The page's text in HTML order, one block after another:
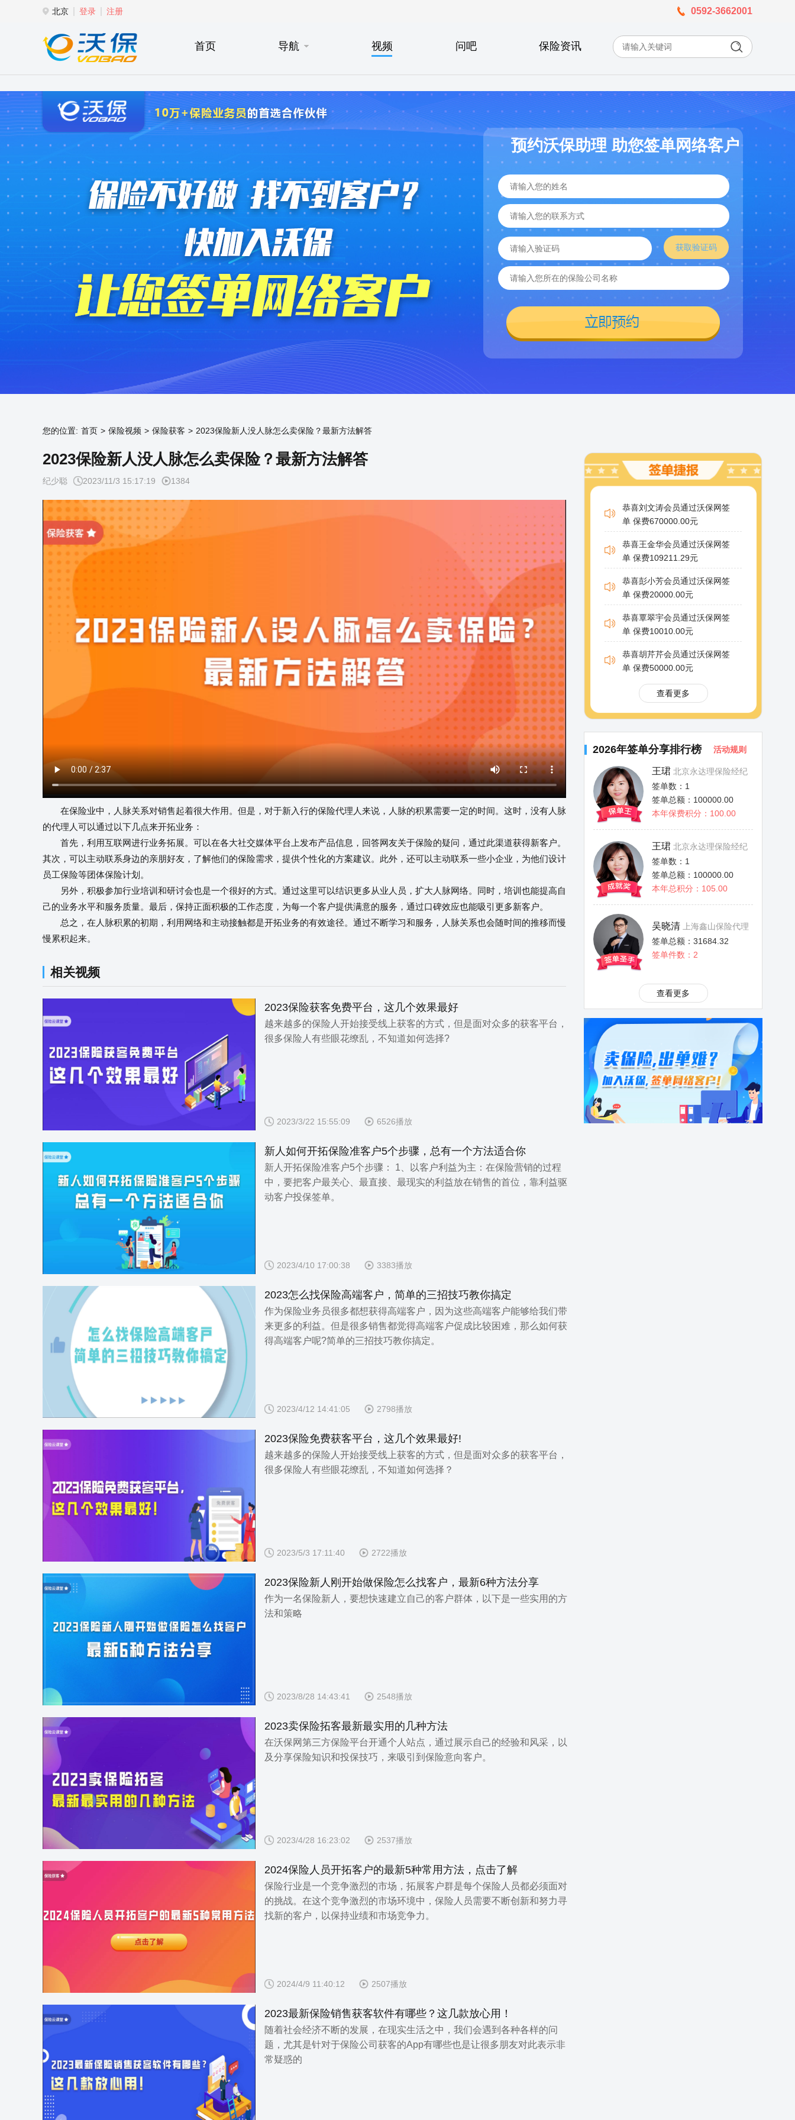
北京 登录 注册 0592-3662001
首页 导航 视频 问吧 保险资讯
预约沃保助理 助您签单网络客户
获取验证码
您的位置: 首页 > 保险视频 > 保险获客 > 2023保险新人没人脉怎么卖保险？最新方法解答
2023保险新人没人脉怎么卖保险？最新方法解答
纪少聪 2023/11/3 15:17:19 1384
在保险业中，人脉关系对销售起着很大作用。但是，对于新入行的保险代理人来说，人脉的积累需要一定的时间。这时，没有人脉
的代理人可以通过以下几点来开拓业务：
首先，利用互联网进行业务拓展。可以在各大社交媒体平台上发布产品信息，回答网友关于保险的疑问，通过此渠道获得新客户。
其次，可以主动联系身边的亲朋好友，了解他们的保险需求，提供个性化的方案建议。此外，还可以主动联系一些小企业，为他们设计
员工保险等团体保险计划。
另外，积极参加行业培训和研讨会也是一个很好的方式。通过这里可以结识更多从业人员，扩大人脉网络。同时，培训也能提高自
己的业务水平和服务质量。最后，保持正面积极的工作态度，为每一个客户提供满意的服务，通过口碑效应也能吸引更多新客户。
总之，在人脉积累的初期，利用网络和主动接触都是开拓业务的有效途径。通过不断学习和服务，人脉关系也会随时间的推移而慢
慢累积起来。
相关视频
2023保险获客免费平台，这几个效果最好
越来越多的保险人开始接受线上获客的方式，但是面对众多的获客平台，
很多保险人有些眼花缭乱，不知道如何选择?
2023/3/22 15:55:09 6526播放
新人如何开拓保险准客户5个步骤，总有一个方法适合你
新人开拓保险准客户5个步骤： 1、以客户利益为主：在保险营销的过程
中，要把客户最关心、最直接、最现实的利益放在销售的首位，靠利益驱
动客户投保签单。
2023/4/10 17:00:38 3383播放
2023怎么找保险高端客户，简单的三招技巧教你搞定
作为保险业务员很多都想获得高端客户，因为这些高端客户能够给我们带
来更多的利益。但是很多销售都觉得高端客户促成比较困难，那么如何获
得高端客户呢?简单的三招技巧教你搞定。
2023/4/12 14:41:05 2798播放
2023保险免费获客平台，这几个效果最好!
越来越多的保险人开始接受线上获客的方式，但是面对众多的获客平台，
很多保险人有些眼花缭乱，不知道如何选择？
2023/5/3 17:11:40 2722播放
2023保险新人刚开始做保险怎么找客户，最新6种方法分享
作为一名保险新人，要想快速建立自己的客户群体，以下是一些实用的方
法和策略
2023/8/28 14:43:41 2548播放
2023卖保险拓客最新最实用的几种方法
在沃保网第三方保险平台开通个人站点，通过展示自己的经验和风采，以
及分享保险知识和投保技巧，来吸引到保险意向客户。
2023/4/28 16:23:02 2537播放
2024保险人员开拓客户的最新5种常用方法，点击了解
保险行业是一个竞争激烈的市场，拓展客户群是每个保险人员都必须面对
的挑战。在这个竞争激烈的市场环境中，保险人员需要不断创新和努力寻
找新的客户，以保持业绩和市场竞争力。
2024/4/9 11:40:12 2507播放
2023最新保险销售获客软件有哪些？这几款放心用！
随着社会经济不断的发展，在现实生活之中，我们会遇到各种各样的问
题，尤其是针对于保险公司获客的App有哪些也是让很多朋友对此表示非
常疑惑的
恭喜刘文涛会员通过沃保网签
单 保费670000.00元
恭喜王金华会员通过沃保网签
单 保费109211.29元
恭喜彭小芳会员通过沃保网签
单 保费20000.00元
恭喜覃翠宇会员通过沃保网签
单 保费10010.00元
恭喜胡芹芹会员通过沃保网签
单 保费50000.00元
查看更多
2026年签单分享排行榜 活动规则
王珺 北京永达理保险经纪
签单数：1
签单总额：100000.00
本年保费积分：100.00
王珺 北京永达理保险经纪
签单数：1
签单总额：100000.00
本年总积分：105.00
吴晓清
上海鑫山保险代理
签单总额：31684.32
签单件数：2
查看更多